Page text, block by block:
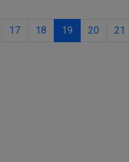
17 18 19 20 21